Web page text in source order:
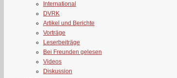
International
DVRK
Artikel und Berichte
Vorträge
Leserbeiträge
Bei Freunden gelesen
Videos
Diskussion